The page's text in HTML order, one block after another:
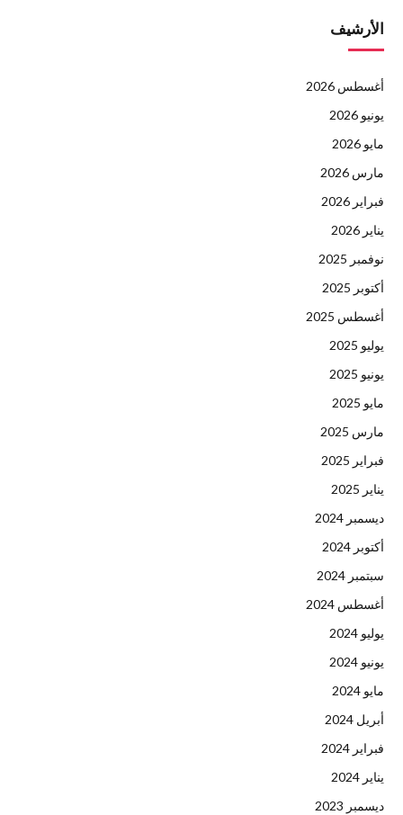
الأرشيف
أغسطس 2026
يونيو 2026
مايو 2026
مارس 2026
فبراير 2026
يناير 2026
نوفمبر 2025
أكتوبر 2025
أغسطس 2025
يوليو 2025
يونيو 2025
مايو 2025
مارس 2025
فبراير 2025
يناير 2025
ديسمبر 2024
أكتوبر 2024
سبتمبر 2024
أغسطس 2024
يوليو 2024
يونيو 2024
مايو 2024
أبريل 2024
فبراير 2024
يناير 2024
ديسمبر 2023